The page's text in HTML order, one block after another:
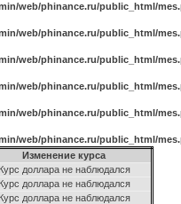
web/phinance.ru/public_html/
web/phinance.ru/public_html/
web/phinance.ru/public_html/
web/phinance.ru/public_html/
web/phinance.ru/public_html/
web/phinance.ru/public_html/
Изменение курса
Курс доллара не наблюдался
Курс доллара не наблюдался
Курс доллара не наблюдался